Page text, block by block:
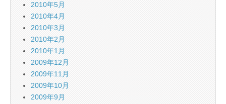
2010年5月
2010年4月
2010年3月
2010年2月
2010年1月
2009年12月
2009年11月
2009年10月
2009年9月